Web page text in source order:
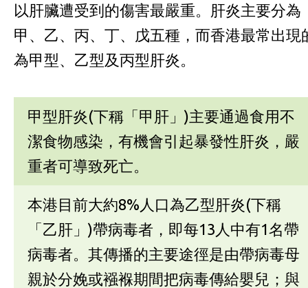
以肝臟遭受到的傷害最嚴重。肝炎主要分為
甲、乙、丙、丁、戊五種，而香港最常出現
為甲型、乙型及丙型肝炎。
甲型肝炎(下稱「甲肝」)主要通過食用不
潔食物感染，有機會引起暴發性肝炎，嚴
重者可導致死亡。
本港目前大約8%人口為乙型肝炎(下稱
「乙肝」)帶病毒者，即每13人中有1名帶
病毒者。其傳播的主要途徑是由帶病毒母
親於分娩或襁褓期間把病毒傳給嬰兒；與